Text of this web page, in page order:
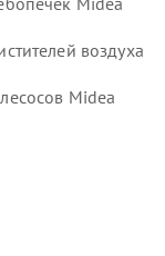
воздуха
Midea